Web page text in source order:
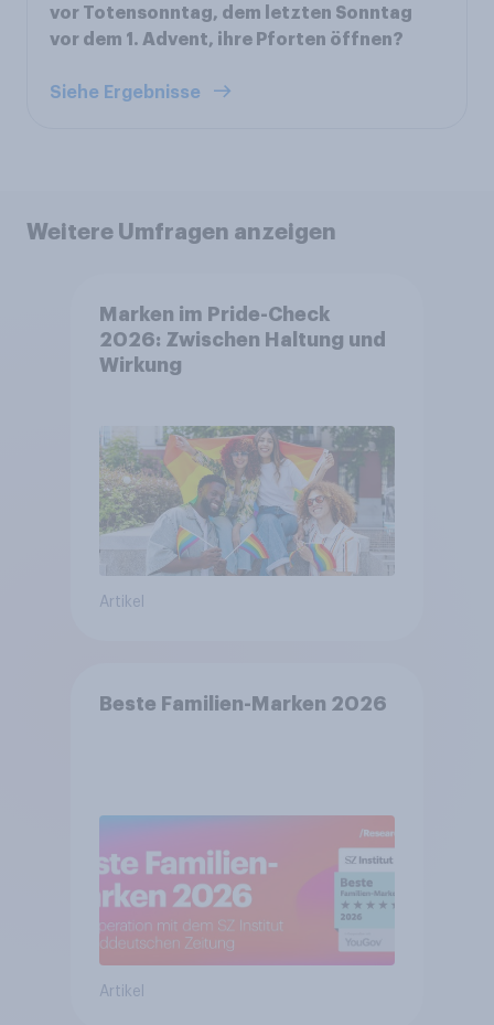
vor Totensonntag, dem letzten Sonntag
vor dem 1. Advent, ihre Pforten öffnen?
Siehe Ergebnisse
Weitere Umfragen anzeigen
Marken im Pride-Check
2026: Zwischen Haltung und
Wirkung
Artikel
Beste Familien-Marken 2026
Artikel